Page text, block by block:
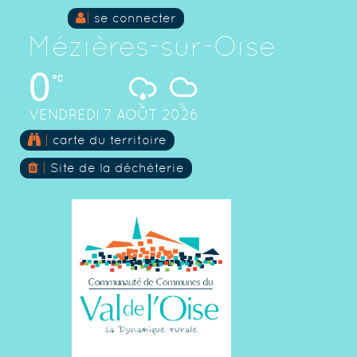
| se connecter
Mézières-sur-Oise
0 % %
VENDREDI 7 AOÛT 2026
| carte du territoire
| Site de la déchèterie